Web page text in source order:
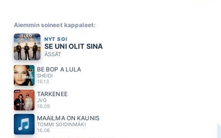
Aiemmin soineet kappaleet:
NYT SOI
SE UNI OLIT SINÄ
ÄSSÄT
BE BOP A LULA
SHEIDI
16.13
TARKENEE
JVG
16.09
MAAILMA ON KAUNIS
TOMMI SOIDINMÄKI
16.06